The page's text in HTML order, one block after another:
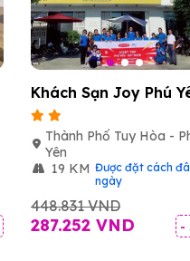
Khách Sạn Joy Phú
Thành Phố Tuy Hòa -
Yên
19 KM Được đặt cách
ngày
448.831 VND
287.252 VND -